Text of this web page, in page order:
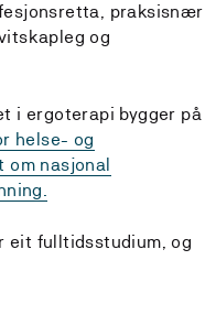
praksisnær
og
i ergoterapi bygger på
helse- og
om nasjonal
eit fulltidsstudium, og